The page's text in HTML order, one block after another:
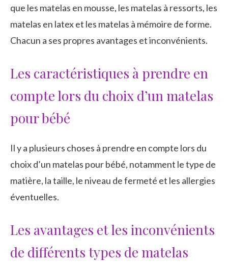
que les matelas en mousse, les matelas à ressorts, les
matelas en latex et les matelas à mémoire de forme.
Chacun a ses propres avantages et inconvénients.
Les caractéristiques à prendre en
compte lors du choix d’un matelas
pour bébé
Il y a plusieurs choses à prendre en compte lors du
choix d’un matelas pour bébé, notamment le type de
matière, la taille, le niveau de fermeté et les allergies
éventuelles.
Les avantages et les inconvénients
de différents types de matelas